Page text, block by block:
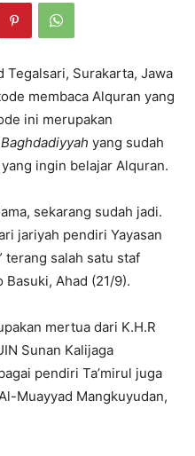
Tegalsari, Surakarta, Jawa
membaca Alquran yang
ini merupakan
yang sudah
ingin belajar Alquran.
sekarang sudah jadi.
jariyah pendiri Yayasan
terang salah satu staf
Basuki, Ahad (21/9).
mertua dari K.H.R
Sunan Kalijaga
pendiri Ta’mirul juga
Muayyad Mangkuyudan,